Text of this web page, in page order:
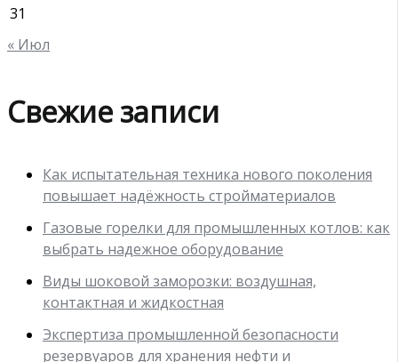
31
« Июл
Свежие записи
Как испытательная техника нового поколения
повышает надёжность стройматериалов
Газовые горелки для промышленных котлов: как
выбрать надежное оборудование
Виды шоковой заморозки: воздушная,
контактная и жидкостная
Экспертиза промышленной безопасности
резервуаров для хранения нефти и